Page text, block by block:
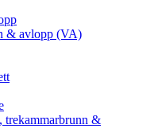
& avlopp (VA)
trekammarbrunn &